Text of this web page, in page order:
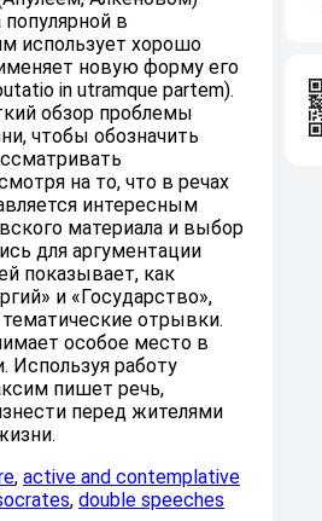
в
использует хорошо
новую форму его
in utramque partem).
обзор проблемы
чтобы обозначить
на то, что в речах
интересным
материала и выбор
для аргументации
показывает, как
и «Государство»,
отрывки.
особое место в
Используя работу
пишет речь,
перед жителями
, active and contemplative
, double speeches